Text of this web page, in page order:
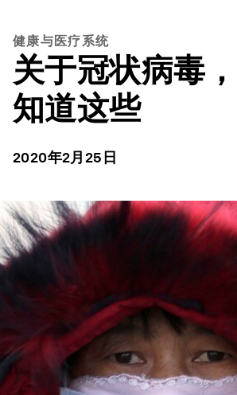
健康与医疗系统
关于冠状病毒
知道这些
2020年2月25日